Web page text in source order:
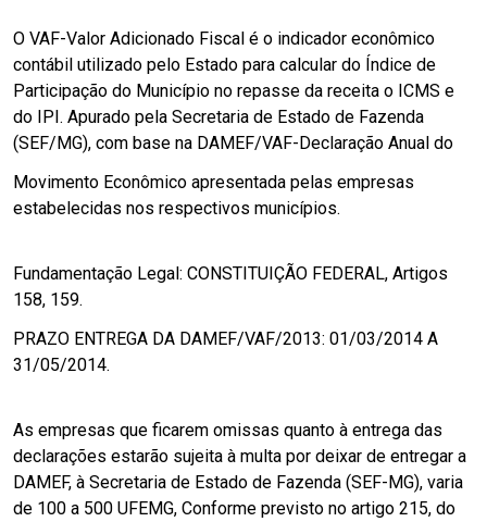
O VAF-Valor Adicionado Fiscal é o indicador econômico
contábil utilizado pelo Estado para calcular do Índice de
Participação do Município no repasse da receita o ICMS e
do IPI. Apurado pela Secretaria de Estado de Fazenda
(SEF/MG), com base na DAMEF/VAF-Declaração Anual do
Movimento Econômico apresentada pelas empresas
estabelecidas nos respectivos municípios.
Fundamentação Legal: CONSTITUIÇÃO FEDERAL, Artigos
158, 159.
PRAZO ENTREGA DA DAMEF/VAF/2013: 01/03/2014 A
31/05/2014.
As empresas que ficarem omissas quanto à entrega das
declarações estarão sujeita à multa por deixar de entregar a
DAMEF, à Secretaria de Estado de Fazenda (SEF-MG), varia
de 100 a 500 UFEMG, Conforme previsto no artigo 215, do